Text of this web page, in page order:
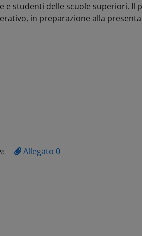
e studenti delle scuole superiori. Il
in preparazione alla
Allegato 0